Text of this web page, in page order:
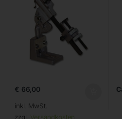
€ 66,00
inkl. MwSt.
zzgl. Versandkosten